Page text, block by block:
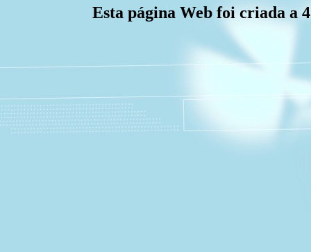
Esta página Web foi criada a